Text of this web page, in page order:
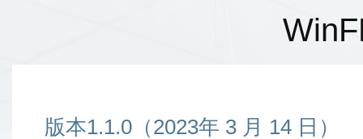
版本1.1.0（2023年 3 月 14 日）